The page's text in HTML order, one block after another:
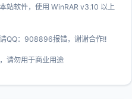
站软件，使用 WinRAR v3.10 以上
QQ：908896报错，谢谢合作!!
请勿用于商业用途